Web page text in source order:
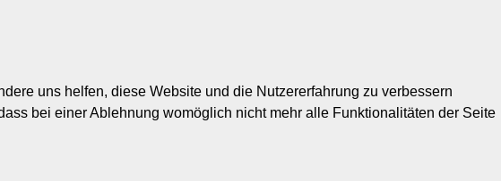
uns helfen, diese Website und die Nutzererfahrung zu verbessern
bei einer Ablehnung womöglich nicht mehr alle Funktionalitäten der Seite